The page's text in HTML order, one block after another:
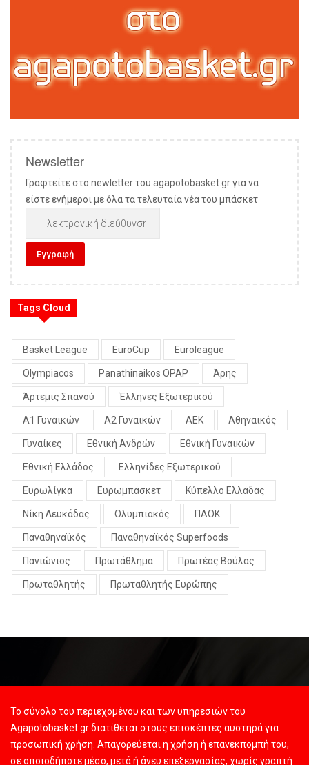
Newsletter
Γραφτείτε στο newletter του agapotobasket.gr για να
είστε ενήμεροι με όλα τα τελευταία νέα του μπάσκετ
Tags Cloud
Basket League EuroCup Euroleague
Olympiacos Panathinaikos OPAP Άρης
Άρτεμις Σπανού Έλληνες Εξωτερικού
Α1 Γυναικών Α2 Γυναικών ΑΕΚ Αθηναικός
Γυναίκες Εθνική Ανδρών Εθνική Γυναικών
Εθνική Ελλάδος Ελληνίδες Εξωτερικού
Ευρωλίγκα Ευρωμπάσκετ Κύπελλο Ελλάδας
Νίκη Λευκάδας Ολυμπιακός ΠΑΟΚ
Παναθηναϊκός Παναθηναϊκός Superfoods
Πανιώνιος Πρωτάθλημα Πρωτέας Βούλας
Πρωταθλητής Πρωταθλητής Ευρώπης
Το σύνολο του περιεχομένου και των υπηρεσιών του
Agapotobasket.gr διατίθεται στους επισκέπτες αυστηρά για
προσωπική χρήση. Απαγορεύεται η χρήση ή επανεκπομπή του,
σε οποιοδήποτε μέσο, μετά ή άνευ επεξεργασίας, χωρίς γραπτή